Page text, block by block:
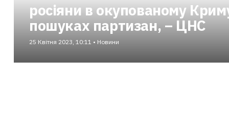
росіяни в окупованому
пошуках партизан, – ЦНС
25 Квітня 2023, 10:11 • Новини